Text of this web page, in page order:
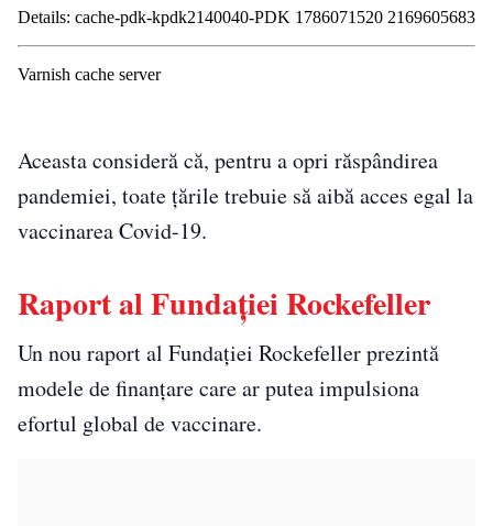
Aceasta consideră că, pentru a opri răspândirea
pandemiei, toate țările trebuie să aibă acces egal la
vaccinarea Covid-19.
Raport al Fundației Rockefeller
Un nou raport al Fundației Rockefeller prezintă
modele de finanțare care ar putea impulsiona
efortul global de vaccinare.